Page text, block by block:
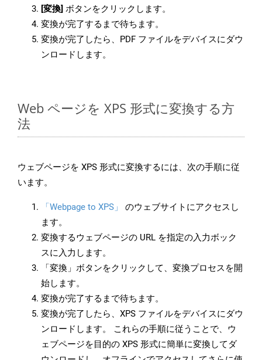
[変換] ボタンをクリックします。
変換が完了するまで待ちます。
変換が完了したら、PDF ファイルをデバイスにダウ
ンロードします。
Web ページを XPS 形式に変換する方
法
ウェブページを XPS 形式に変換するには、次の手順に従
います。
「Webpage to XPS」
のウェブサイトにアクセスし
ます。
変換するウェブページの URL を指定の入力ボック
スに入力します。
「変換」ボタンをクリックして、変換プロセスを開
始します。
変換が完了するまで待ちます。
変換が完了したら、XPS ファイルをデバイスにダウ
ンロードします。 これらの手順に従うことで、ウ
ェブページを目的の XPS 形式に簡単に変換してダ